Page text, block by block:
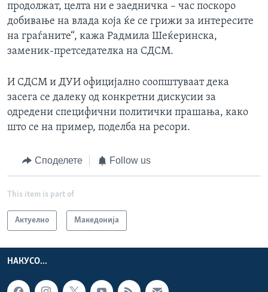
продолжат, целта ни е заедничка – час поскоро
добивање на влада која ќе се грижи за интересите
на граѓаните“, кажа Радмила Шеќеринска,
заменик-претседателка на СДСМ.
И СДСМ и ДУИ официјално соопштуваат дека
засега се далеку од конкретни дискусии за
одредени специфични политички прашања, како
што се на пример, поделба на ресори.
Споделете Follow us
This item is part of
Актуелно Македонија
НАКУСО...